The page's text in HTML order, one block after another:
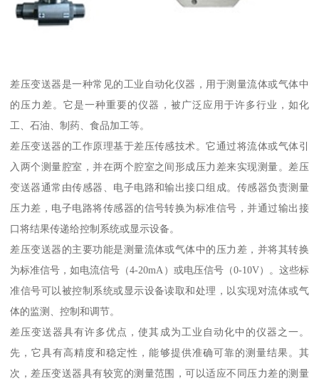
差压变送器是一种常见的工业自动化仪器，用于测量流体或气体中
的压力差。它是一种重要的仪器，被广泛应用于许多行业，如化
工、石油、制药、食品加工等。
差压变送器的工作原理基于差压传感技术。它通过将流体或气体引
入两个测量腔室，并在两个腔室之间形成压力差来实现测量。差压
变送器通常由传感器、电子电路和输出接口组成。传感器负责测量
压力差，电子电路将传感器的信号转换为标准信号，并通过输出接
口将结果传递给控制系统或显示设备。
差压变送器的主要功能是测量流体或气体中的压力差，并将其转换
为标准信号，如电流信号（4-20mA）或电压信号（0-10V）。这些标
准信号可以被控制系统或显示设备读取和处理，以实现对流体或气
体的监测、控制和调节。
差压变送器具有许多优点，使其成为工业自动化中的仪器之一。
先，它具有高精度和稳定性，能够提供准确可靠的测量结果。其
次，差压变送器具有较宽的测量范围，可以适应不同压力差的测量